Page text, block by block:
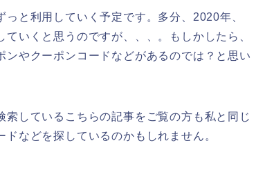
と利用していく予定です。多分、2020年、
いくと思うのですが、、、。もしかしたら、
やクーポンコードなどがあるのでは？と思い
しているこちらの記事をご覧の方も私と同じ
などを探しているのかもしれません。